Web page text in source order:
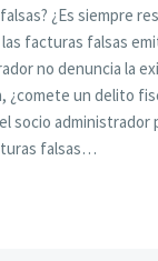
¿Es siempre
facturas falsas
no denuncia la
¿comete un delito
socio administrador
falsas…